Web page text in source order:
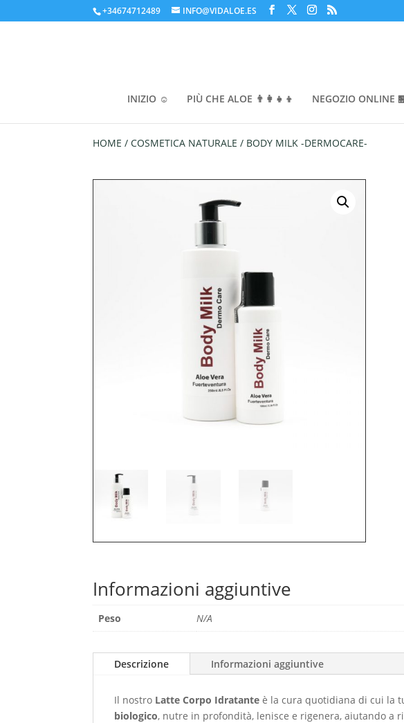
+34674712489 INFO@VIDALOE.ES
INIZIO ☺️ PIÙ CHE ALOE 👨‍👩‍👧‍👦 NEGOZIO ONLINE
HOME /COSMETICA NATURALE / BODY MILK -DERMOCARE-
Informazioni aggiuntive
Peso N/A
Descrizione Informazioni aggiuntive
Il nostro Latte Corpo Idratante è la cura quotidiana di cui la
biologico, nutre in profondità, lenisce e rigenera, aiutando